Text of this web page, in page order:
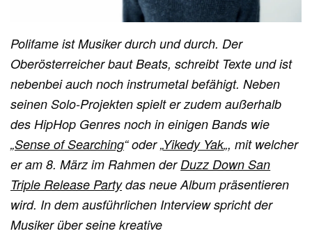
Polifame ist Musiker durch und durch. Der
Oberösterreicher baut Beats, schreibt Texte und ist
nebenbei auch noch instrumetal befähigt. Neben
seinen Solo-Projekten spielt er zudem außerhalb
des HipHop Genres noch in einigen Bands wie
„Sense of Searching“ oder „Yikedy Yak„, mit welcher
er am 8. März im Rahmen derDuzz Down San
Triple Release Partydas neue Album präsentieren
wird. In dem ausführlichen Interview spricht der
Musiker über seine kreative